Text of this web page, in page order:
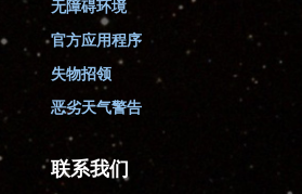
无障碍环境
官方应用程序
失物招领
恶劣天气警告
联系我们